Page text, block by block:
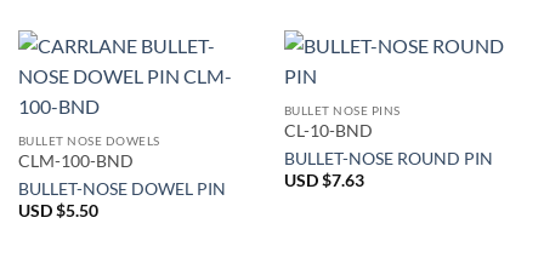
BULLET NOSE DOWELS
CLM-100-BND
BULLET-NOSE DOWEL PIN
USD $5.50
BULLET NOSE PINS
CL-10-BND
BULLET-NOSE ROUND PIN
USD $7.63